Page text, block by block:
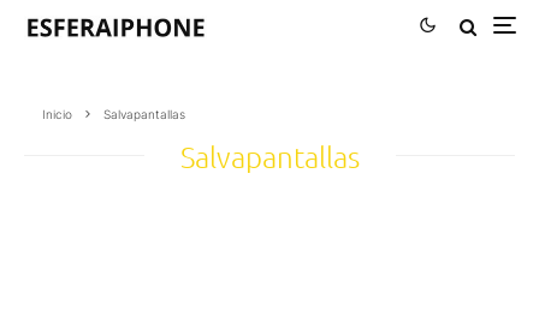
Inicio Salvapantallas
Salvapantallas